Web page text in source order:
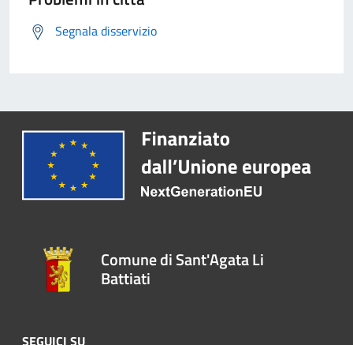
Segnala disservizio
Comune di Sant'Agata Li
Battiati
SEGUICI SU